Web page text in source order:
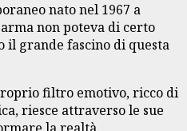
nato nel 1967 a
non poteva di certo
il grande fascino di questa
filtro emotivo, ricco di
riesce attraverso le sue